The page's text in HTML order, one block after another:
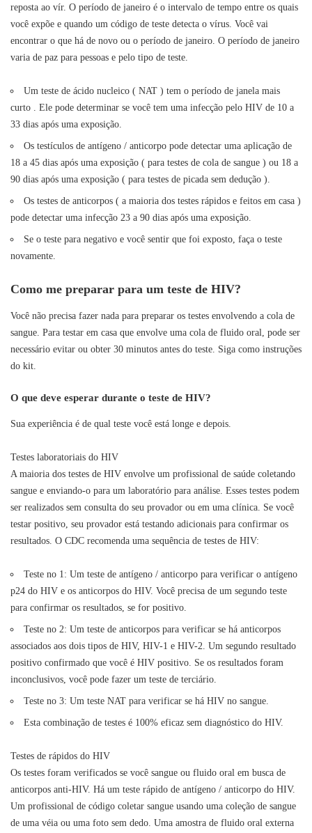
reposta ao vír. O período de janeiro é o intervalo de tempo entre os quais
você expõe e quando um código de teste detecta o vírus. Você vai
encontrar o que há de novo ou o período de janeiro. O período de janeiro
varia de paz para pessoas e pelo tipo de teste.
Um teste de ácido nucleico ( NAT ) tem o período de janela mais
curto . Ele pode determinar se você tem uma infecção pelo HIV de 10 a
33 dias após uma exposição.
Os testículos de antígeno / anticorpo pode detectar uma aplicação de
18 a 45 dias após uma exposição ( para testes de cola de sangue ) ou 18 a
90 dias após uma exposição ( para testes de picada sem dedução ).
Os testes de anticorpos ( a maioria dos testes rápidos e feitos em casa )
pode detectar uma infecção 23 a 90 dias após uma exposição.
Se o teste para negativo e você sentir que foi exposto, faça o teste
novamente.
Como me preparar para um teste de HIV?
Você não precisa fazer nada para preparar os testes envolvendo a cola de
sangue. Para testar em casa que envolve uma cola de fluido oral, pode ser
necessário evitar ou obter 30 minutos antes do teste. Siga como instruções
do kit.
O que deve esperar durante o teste de HIV?
Sua experiência é de qual teste você está longe e depois.
Testes laboratoriais do HIV
A maioria dos testes de HIV envolve um profissional de saúde coletando
sangue e enviando-o para um laboratório para análise. Esses testes podem
ser realizados sem consulta do seu provador ou em uma clínica. Se você
testar positivo, seu provador está testando adicionais para confirmar os
resultados. O CDC recomenda uma sequência de testes de HIV:
Teste no 1: Um teste de antígeno / anticorpo para verificar o antígeno
p24 do HIV e os anticorpos do HIV. Você precisa de um segundo teste
para confirmar os resultados, se for positivo.
Teste no 2: Um teste de anticorpos para verificar se há anticorpos
associados aos dois tipos de HIV, HIV-1 e HIV-2. Um segundo resultado
positivo confirmado que você é HIV positivo. Se os resultados foram
inconclusivos, você pode fazer um teste de terciário.
Teste no 3: Um teste NAT para verificar se há HIV no sangue.
Esta combinação de testes é 100% eficaz sem diagnóstico do HIV.
Testes de rápidos do HIV
Os testes foram verificados se você sangue ou fluido oral em busca de
anticorpos anti-HIV. Há um teste rápido de antígeno / anticorpo do HIV.
Um profissional de código coletar sangue usando uma coleção de sangue
de uma véia ou uma foto sem dedo. Uma amostra de fluido oral externa